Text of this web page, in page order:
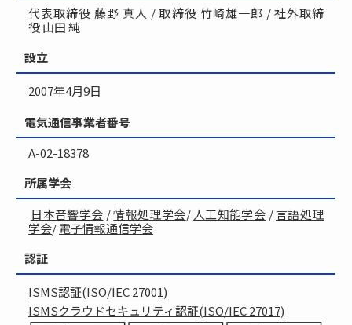
代表取締役 藤野 真人 / 取締役 竹崎雄一郎 / 社外取締
役 山田 純
設立
2007年4月9日
電気通信事業者番号
A-02-18378
所属学会
日本音響学会 /情報処理学会/人工知能学会 /言語処理
学会/電子情報通信学会
認証
ISMS認証(ISO/IEC 27001)
ISMSクラウドセキュリティ認証(ISO/IEC 27017)